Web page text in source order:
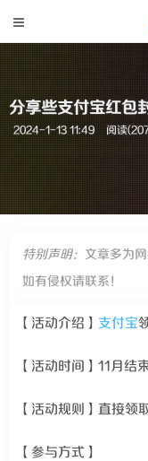
分享些支付宝红包
2024-1-13 11:49 阅读
特别声明： 文章多为
如有侵权请联系！
【活动介绍】 支付宝
【活动时间】11月结
【活动规则】直接领
【参与方式】